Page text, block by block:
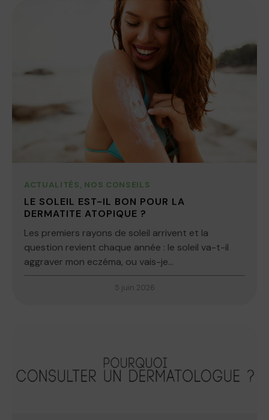
ACTUALITÉS, NOS CONSEILS
LE SOLEIL EST-IL BON POUR LA
DERMATITE ATOPIQUE ?
Les premiers rayons de soleil arrivent et la
question revient chaque année : le soleil va-t-il
aggraver mon eczéma, ou vais-je...
5 juin 2026